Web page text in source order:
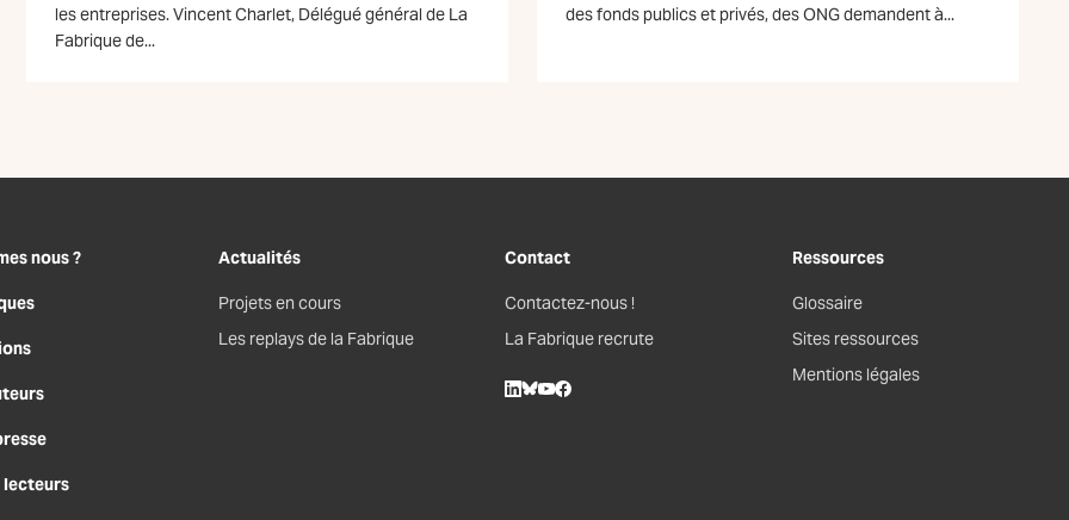
les entreprises. Vincent Charlet, Délégué général de La
Fabrique de...
des fonds publics et privés, des ONG demandent à...
nous ?
lecteurs
Actualités
Projets en cours
Les replays de la Fabrique
Contact
Contactez-nous !
La Fabrique recrute
Ressources
Glossaire
Sites ressources
Mentions légales